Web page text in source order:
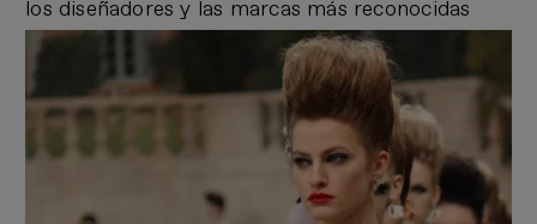
los diseñadores y las marcas más reconocidas